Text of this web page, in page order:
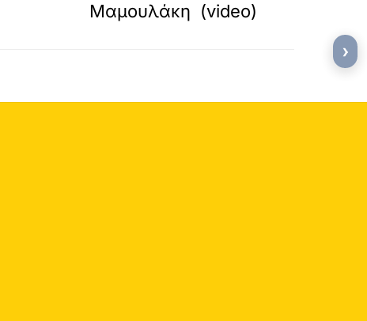
Μαμουλάκη (video)
›